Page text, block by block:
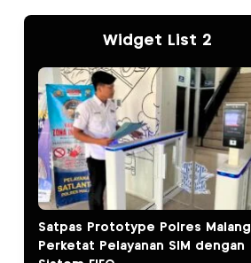
Widget List 2
Satpas Prototype Polres Malang
Perketat Pelayanan SIM dengan